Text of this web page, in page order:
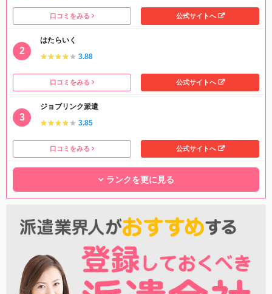
口コミをみる 公式サイトへ
はたらいく
★★★★★
★★★★★ 3.88
口コミをみる 公式サイトへ
ジョブリンク派遣
★★★★★
★★★★★ 3.85
口コミをみる 公式サイトへ
ランクを更に見る